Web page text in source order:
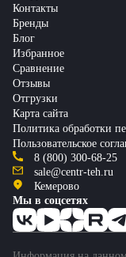
Контакты
Бренды
Блог
Избранное
Сравнение
Отзывы
Отгрузки
Карта сайта
Политика обработки
Пользовательское
8 (800) 300-68-25
sale@centr-teh.ru
Кемерово
Мы в соцсетях